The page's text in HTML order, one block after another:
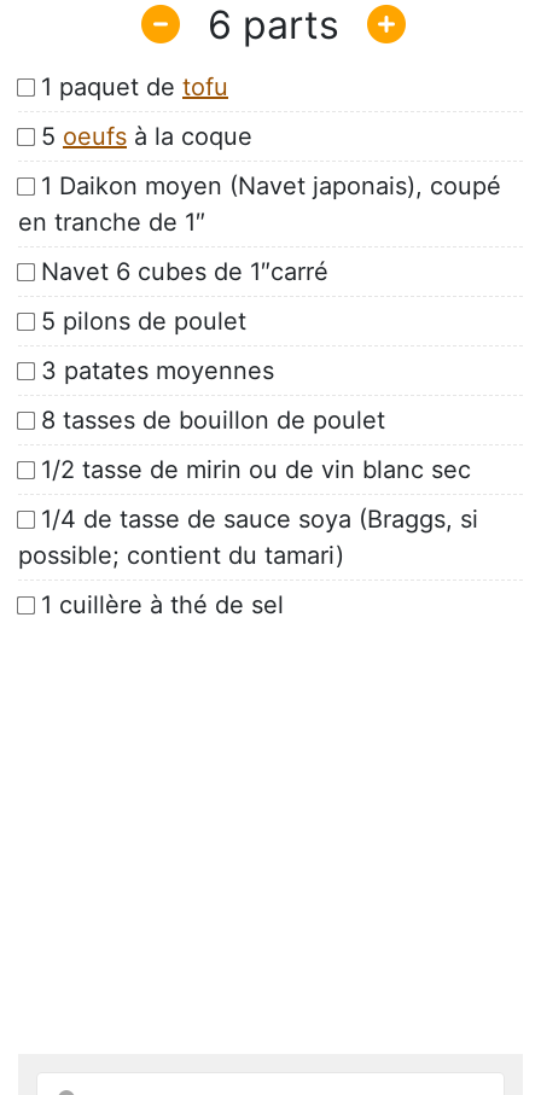
6
1 paquet de tofu
5 oeufs à la coque
1 Daikon moyen (Navet japonais), coupé
en tranche de 1″
Navet 6 cubes de 1″carré
5 pilons de poulet
3 patates moyennes
8 tasses de bouillon de poulet
1/2 tasse de mirin ou de vin blanc sec
1/4 de tasse de sauce soya (Braggs, si
possible; contient du tamari)
1 cuillère à thé de sel